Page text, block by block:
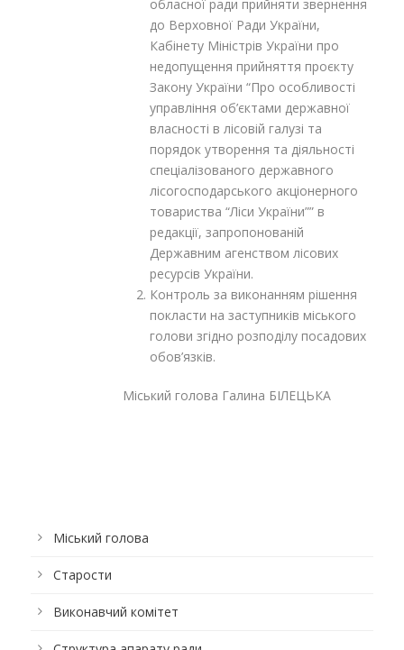
обласної ради прийняти звернення
до Верховної Ради України,
Кабінету Міністрів України про
недопущення прийняття проєкту
Закону України “Про особливості
управління об’єктами державної
власності в лісовій галузі та
порядок утворення та діяльності
спеціалізованого державного
лісогосподарського акціонерного
товариства “Ліси України”” в
редакції, запропонованій
Державним агенством лісових
ресурсів України.
Контроль за виконанням рішення
покласти на заступників міського
голови згідно розподілу посадових
обов’язків.
Міський голова Галина БІЛЕЦЬКА
Міський голова
Старости
Виконавчий комітет